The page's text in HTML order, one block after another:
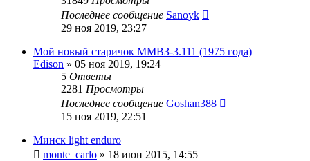
Последнее сообщение Sanoyk
29 ноя 2019, 23:27
Мой новый старичок ММВЗ-3.111 (1975 года)
Edison » 05 ноя 2019, 19:24
5 Ответы
2281 Просмотры
Последнее сообщение Goshan388
15 ноя 2019, 22:51
Минск light enduro
monte_carlo » 18 июн 2015, 14:55